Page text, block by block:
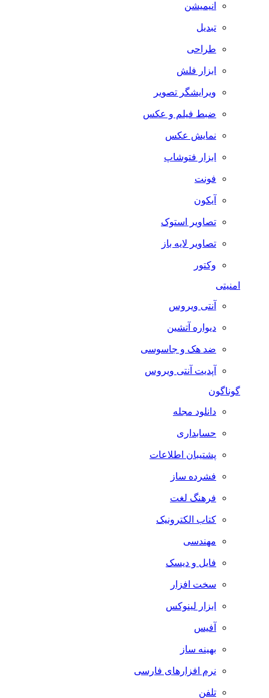
انیمیشن
تبدیل
طراحی
ابزار فلش
ویرایشگر تصویر
ضبط فيلم و عكس
نمایش عکس
ابزار فتوشاپ
فونت
آیکون
تصاویر استوک
تصاویر لایه باز
وکتور
آنتی ویروس
دیواره آتشین
ضد هک و جاسوسی
آپدیت آنتی ویروس
گوناگون
دانلود مجله
حسابداری
پشتیبان اطلاعات
فشرده ساز
فرهنگ لغت
کتاب الکترونیک
مهندسی
فایل و دیسک
سخت افزار
ابزار لینوکس
آفیس
بهینه ساز
نرم افزارهای فارسی
تلفن